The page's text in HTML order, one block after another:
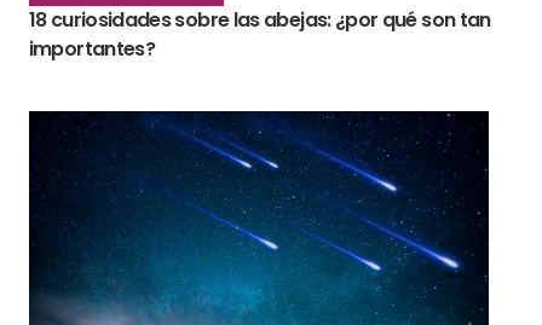
18 curiosidades sobre las abejas: ¿por qué son tan
importantes?